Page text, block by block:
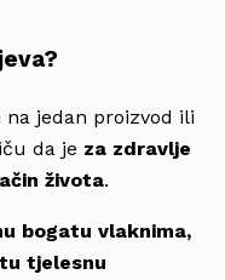
jedan proizvod ili
da je za zdravlje
života.
bogatu vlaknima,
tjelesnu